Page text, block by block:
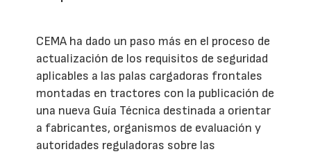
CEMA ha dado un paso más en el proceso de
actualización de los requisitos de seguridad
aplicables a las palas cargadoras frontales
montadas en tractores con la publicación de
una nueva Guía Técnica destinada a orientar
a fabricantes, organismos de evaluación y
autoridades reguladoras sobre las